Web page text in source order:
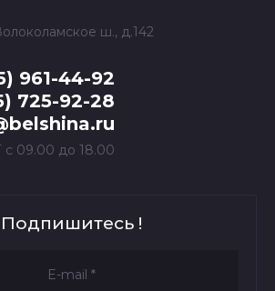
961-44-92
725-92-28
09.00 до 18.00
ш., д.142
Подпишитесь !